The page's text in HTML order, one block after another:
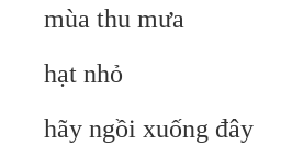
mùa thu mưa
hạt nhỏ
hãy ngồi xuống đây